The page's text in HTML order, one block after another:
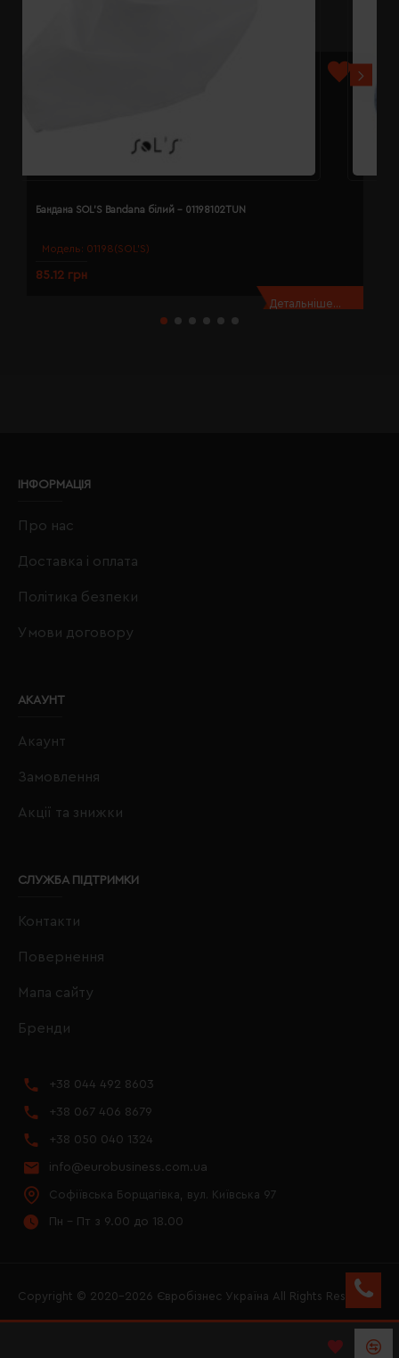
Модель: 01198(SOL’S)
Бандана SOL'S Bandana білий - 01198102TUN
85.12 грн
Детальніше...
ІНФОРМАЦІЯ
Про нас
Доставка і оплата
Політика безпеки
Умови договору
АКАУНТ
Акаунт
Замовлення
Акції та знижки
СЛУЖБА ПІДТРИМКИ
Контакти
Повернення
Мапа сайту
Бренди
+38 044 492 8603
+38 067 406 8679
+38 050 040 1324
info@eurobusiness.com.ua
Софіївська Борщагівка, вул. Київська 97
Пн - Пт з 9.00 до 18.00
Copyright © 2020–2026 Євробізнес Україна All Rights Reserved